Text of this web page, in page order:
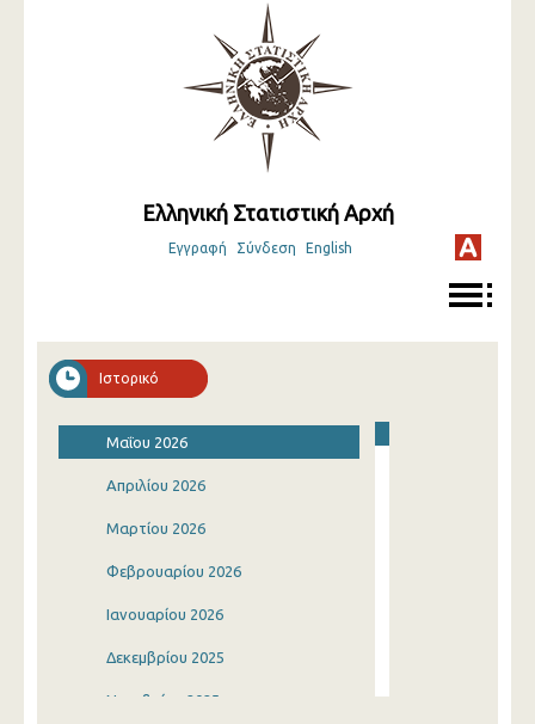
Ελληνική Στατιστική Αρχή
Εγγραφή Σύνδεση English
Ιστορικό
Μαΐου 2026
Απριλίου 2026
Μαρτίου 2026
Φεβρουαρίου 2026
Ιανουαρίου 2026
Δεκεμβρίου 2025
Νοεμβρίου 2025